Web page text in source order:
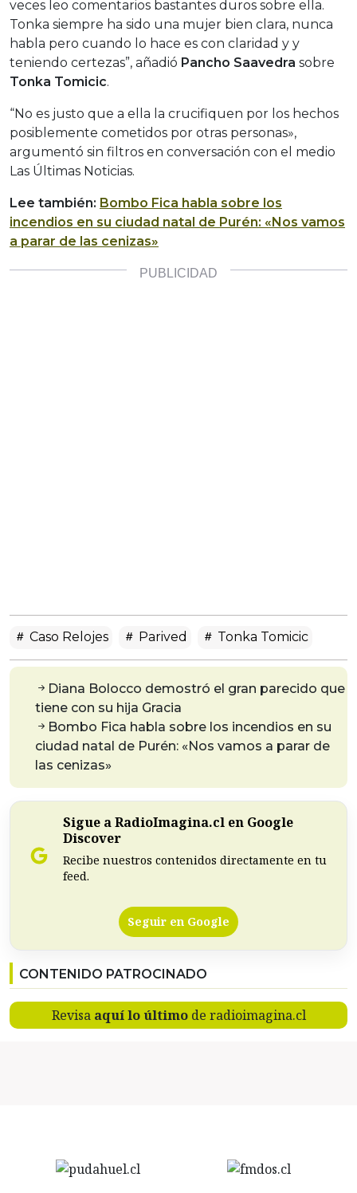
veces leo comentarios bastantes duros sobre ella.
Tonka siempre ha sido una mujer bien clara, nunca
habla pero cuando lo hace es con claridad y y
teniendo certezas”, añadió Pancho Saavedra sobre
Tonka Tomicic.
“No es justo que a ella la crucifiquen por los hechos
posiblemente cometidos por otras personas»,
argumentó sin filtros en conversación con el medio
Las Últimas Noticias.
Lee también: Bombo Fica habla sobre los
incendios en su ciudad natal de Purén: «Nos vamos
a parar de las cenizas»
Caso Relojes Parived Tonka Tomicic
Diana Bolocco demostró el gran parecido que
tiene con su hija Gracia
Bombo Fica habla sobre los incendios en su
ciudad natal de Purén: «Nos vamos a parar de
las cenizas»
Sigue a RadioImagina.cl en Google
Discover
Recibe nuestros contenidos directamente en tu
feed.
Seguir en Google
CONTENIDO PATROCINADO
Revisa aquí lo últimode radioimagina.cl